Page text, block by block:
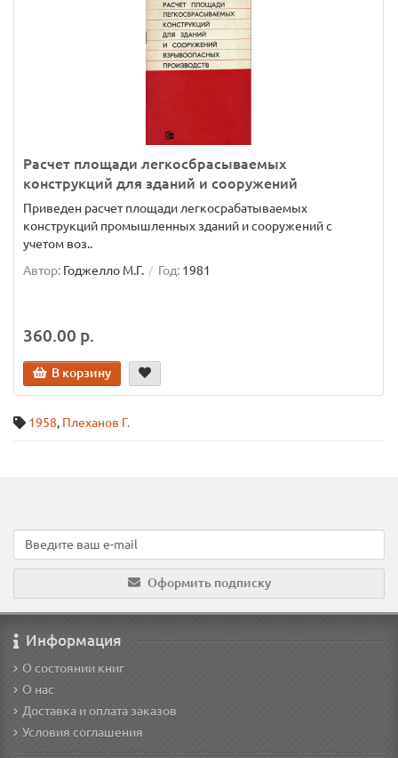
Расчет площади легкосбрасываемых
конструкций для зданий и сооружений
Приведен расчет площади легкосрабатываемых
конструкций промышленных зданий и сооружений с
учетом воз..
Автор: Годжелло М.Г. Год: 1981
360.00 р.
В корзину
1958, Плеханов Г.
Оформить подписку
Информация
О состоянии книг
О нас
Доставка и оплата заказов
Условия соглашения